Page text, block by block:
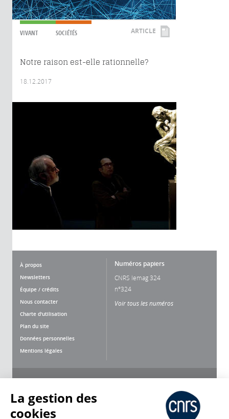
VIVANT SOCIÉTÉS ARTICLE
Notre raison est-elle rationnelle?
18.12.2017
À propos
Newsletters
Équipe / crédits
Nous contacter
Charte d'utilisation
Plan du site
Données personnelles
Mentions légales
Numéros papiers
CNRS lemag 324
n°324
Voir tous les numéros
La gestion des
cookies